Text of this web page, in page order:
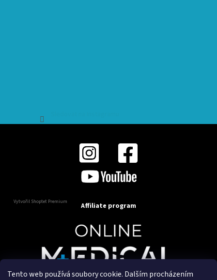
Tento web používá soubory cookie. Dalším procházením
Vytvořil Shoptet Premium Affiliate program